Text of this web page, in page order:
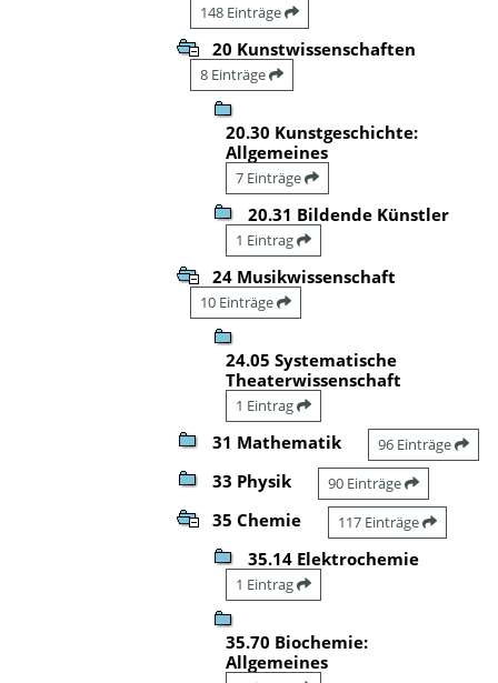
148 Einträge
20 Kunstwissenschaften
8 Einträge
20.30 Kunstgeschichte:
Allgemeines
7 Einträge
20.31 Bildende Künstler
1 Eintrag
24 Musikwissenschaft
10 Einträge
24.05 Systematische
Theaterwissenschaft
1 Eintrag
31 Mathematik 96 Einträge
33 Physik 90 Einträge
35 Chemie 117 Einträge
35.14 Elektrochemie
1 Eintrag
35.70 Biochemie:
Allgemeines